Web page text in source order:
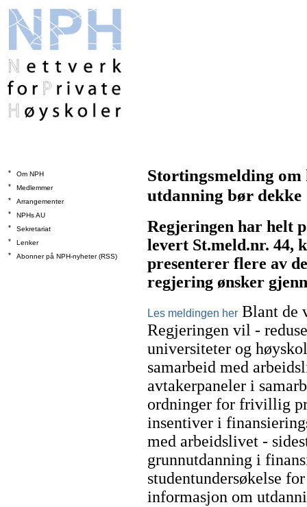
*
Om NPH
*
Medlemmer
*
Arrangementer
*
NPHs AU
*
Sekretariat
*
Lenker
*
Abonner på NPH-nyheter (RSS)
Stortingsmelding om
utdanning bør dekke
Regjeringen har helt
levert St.meld.nr. 44,
presenterer flere av
regjering ønsker
Les meldingen her Blant de
Regjeringen vil -
universiteter og
samarbeid med
avtakerpaneler i
ordninger for frivillig
insentiver i
med arbeidslivet -
grunnutdanning i
studentundersøkelse
informasjon om